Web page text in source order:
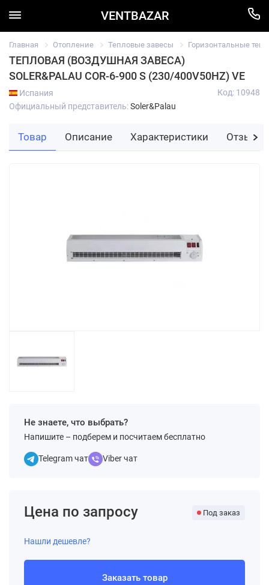
VENTBAZAR
Главная Отопление Тепловые завесы Горизонтальные
ТЕПЛОВАЯ (ВОЗДУШНАЯ ЗАВЕСА)
SOLER&PALAU COR-6-900 S (230/400V50HZ) VE
Испания
Официальный представитель:Soler&Palau
Код: 10948
Не знаете, что выбрать?
Напишите – подберем и посчитаем бесплатно
Telegram чат Viber чат
Цена по запросу Под заказ
Нашли дешевле?
Заказать товар
Товар Описание Характеристики Отзывы